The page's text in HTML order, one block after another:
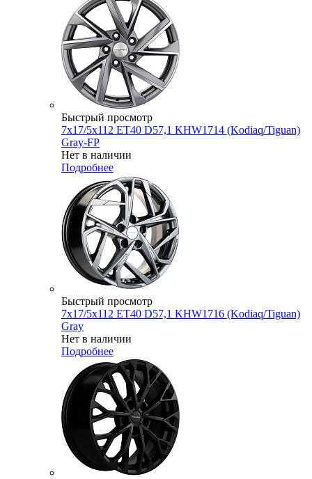
Быстрый просмотр
7x17/5x112 ET40 D57,1 KHW1714 (Kodiaq/Tiguan)
Gray-FP
Нет в наличии
Подробнее
Быстрый просмотр
7x17/5x112 ET40 D57,1 KHW1716 (Kodiaq/Tiguan)
Gray
Нет в наличии
Подробнее